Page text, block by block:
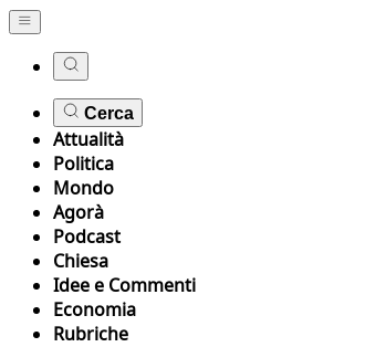
Cerca
Attualità
Politica
Mondo
Agorà
Podcast
Chiesa
Idee e Commenti
Economia
Rubriche